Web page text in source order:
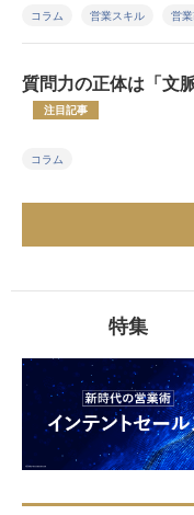
コラム 営業スキル 営
質問力の正体は「文
注目記事
コラム
特集